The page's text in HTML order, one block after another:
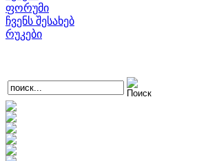
ფორუმი
ჩვენს შესახებ
რუკები